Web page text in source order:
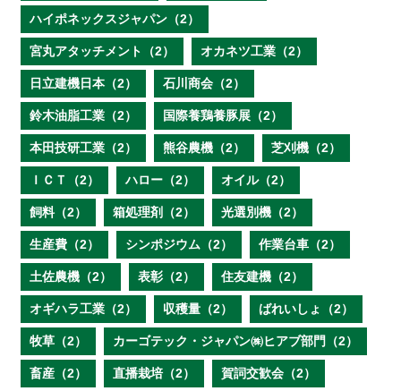
ハイポネックスジャパン（2）
宮丸アタッチメント（2） オカネツ工業（2）
日立建機日本（2） 石川商会（2）
鈴木油脂工業（2） 国際養鶏養豚展（2）
本田技研工業（2） 熊谷農機（2） 芝刈機（2）
ＩＣＴ（2） ハロー（2） オイル（2）
飼料（2） 箱処理剤（2） 光選別機（2）
生産費（2） シンポジウム（2） 作業台車（2）
土佐農機（2） 表彰（2） 住友建機（2）
オギハラ工業（2） 収穫量（2） ばれいしょ（2）
牧草（2） カーゴテック・ジャパン㈱ヒアブ部門（2）
畜産（2） 直播栽培（2） 賀詞交歓会（2）